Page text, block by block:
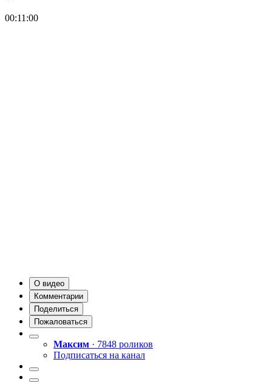
00:11:00
О видео
Комментарии
Поделиться
Пожаловаться
Максим · 7848 роликов
Подписаться на канал